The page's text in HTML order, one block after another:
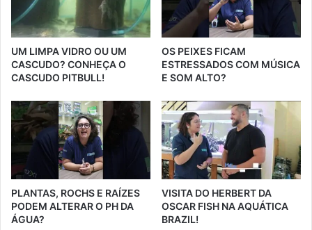
UM LIMPA VIDRO OU UM
CASCUDO? CONHEÇA O
CASCUDO PITBULL!
OS PEIXES FICAM
ESTRESSADOS COM MÚSICA
E SOM ALTO?
PLANTAS, ROCHS E RAÍZES
PODEM ALTERAR O PH DA
ÁGUA?
VISITA DO HERBERT DA
OSCAR FISH NA AQUÁTICA
BRAZIL!